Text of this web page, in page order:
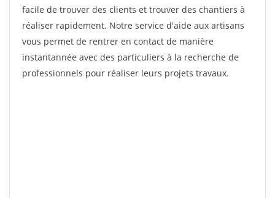
facile de trouver des clients et trouver des chantiers à
réaliser rapidement. Notre service d'aide aux artisans
vous permet de rentrer en contact de manière
instantannée avec des particuliers à la recherche de
professionnels pour réaliser leurs projets travaux.